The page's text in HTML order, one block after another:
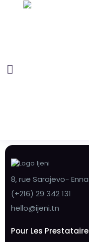
8, rue Sarajevo-
(+216) 29 342 131
hello@ijeni.tn
Pour Les